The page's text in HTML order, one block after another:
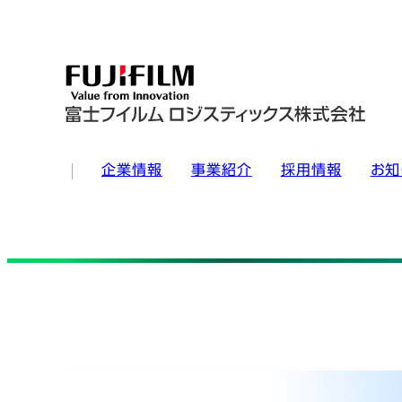
企業情報 事業紹介 採用情報 お